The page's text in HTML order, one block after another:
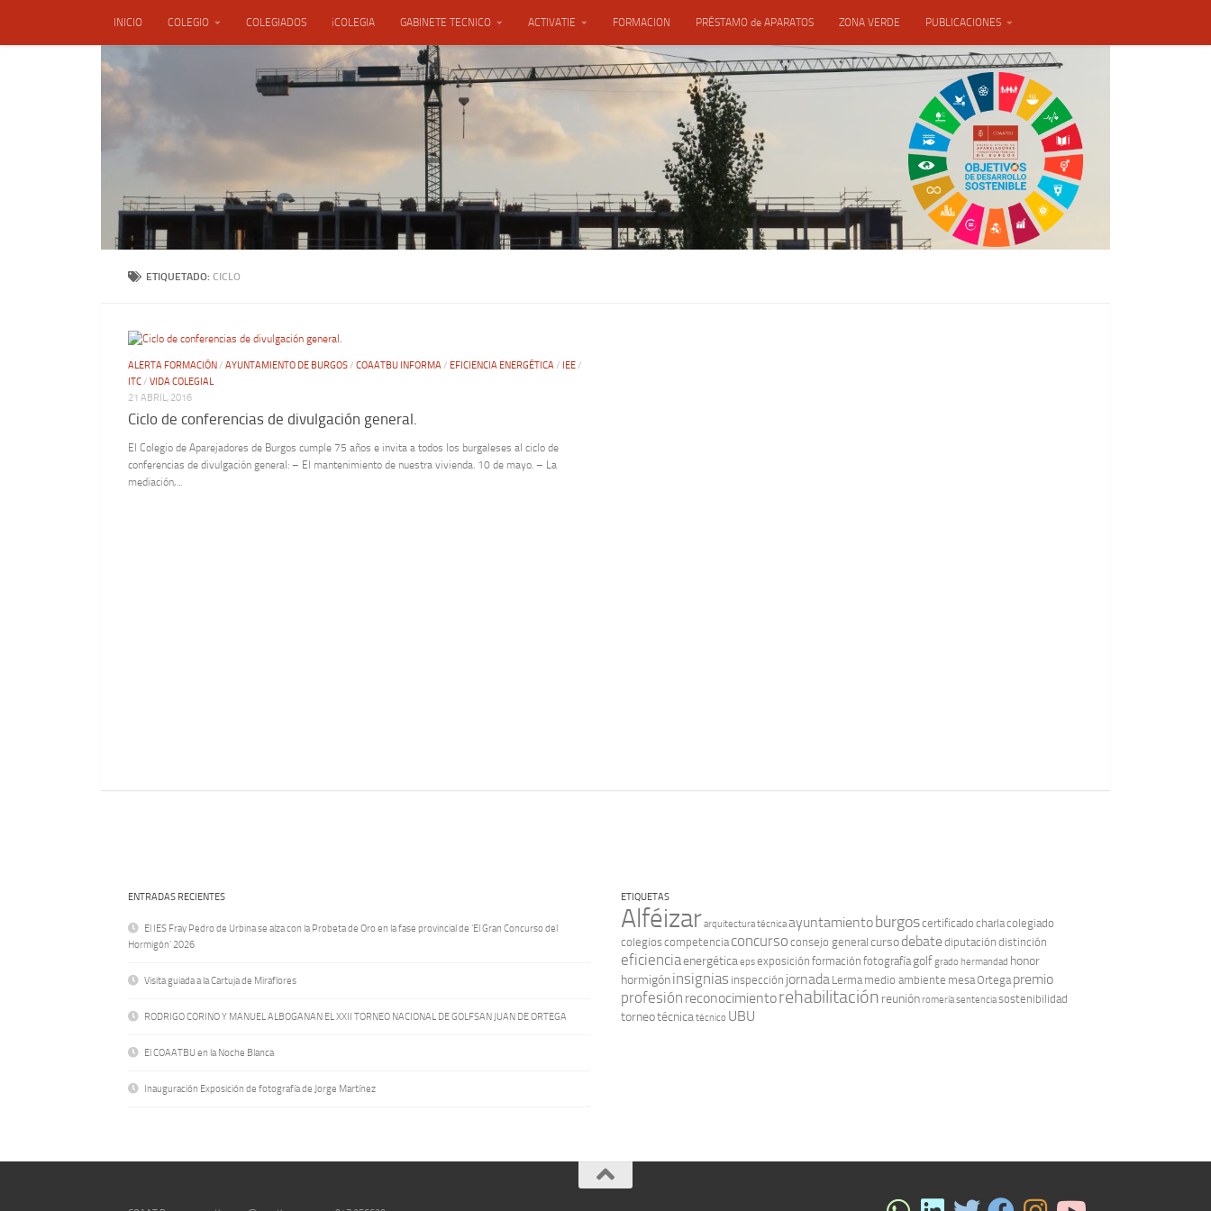
INICIO COLEGIO COLEGIADOS iCOLEGIA GABINETE TECNICO ACTIVATIE FORMACION PRÉSTAMO de APARATOS ZONA VERDE PUBLICACIONES
ENSACON, S.L.
ETIQUETADO: CICLO
ALERTA FORMACIÓN/ AYUNTAMIENTO DE BURGOS/ COAATBU INFORMA/ EFICIENCIA ENERGÉTICA/ IEE/
ITC/ VIDA COLEGIAL
21 ABRIL, 2016
Ciclo de conferencias de divulgación general.
El Colegio de Aparejadores de Burgos cumple 75 años e invita a todos los burgaleses al ciclo de
conferencias de divulgación general: – El mantenimiento de nuestra vivienda. 10 de mayo. – La
mediación,...
ENTRADAS RECIENTES
El IES Fray Pedro de Urbina se alza con la Probeta de Oro en la fase provincial de ‘El Gran Concurso del
Hormigón’ 2026
Visita guiada a la Cartuja de Miraflores
RODRIGO CORINO Y MANUEL ALBOGANAN EL XXII TORNEO NACIONAL DE GOLFSAN JUAN DE ORTEGA
El COAATBU en la Noche Blanca
Inauguración Exposición de fotografía de Jorge Martínez
ETIQUETAS
Alféizararquitectura técnicaayuntamientoburgoscertificado charlacolegiado
colegioscompetencia concurso consejo general cursodebatediputación distinción
eficienciaenergéticaepsexposición formación fotografía golfgradohermandad honor
hormigóninsignias inspección jornada Lerma medio ambiente mesaOrtega premio
profesión reconocimientorehabilitación reuniónromeríasentenciasostenibilidad
torneotécnicatécnico UBU